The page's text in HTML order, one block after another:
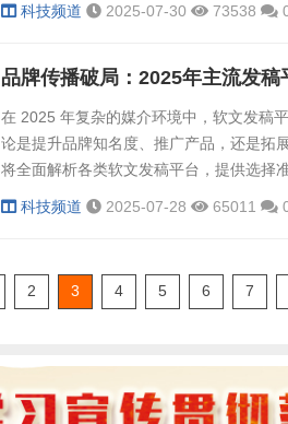
科技频道 2025-07-30 73538
品牌传播破局：2025年主流发
在 2025 年复杂的媒介环境中，软文发稿
论是提升品牌知名度、推广产品，还是拓
将全面解析各类软文发稿平台，提供选择
软文发稿平台类型及特点不同类型的软文
类平台的...
科技频道 2025-07-28 65011
2 3 4 5 6 7